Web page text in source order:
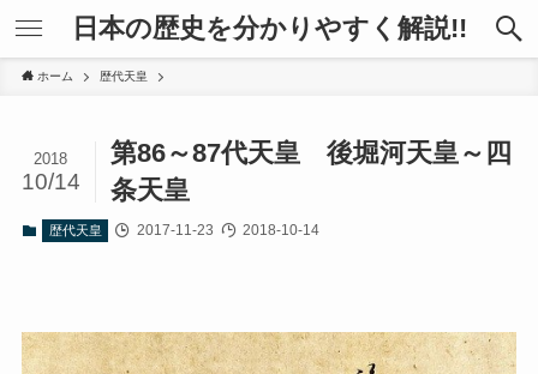
日本の歴史を分かりやすく解説!!
ホーム 歴代天皇
第86～87代天皇 後堀河天皇～四
条天皇
2018
10/14
歴代天皇 2017-11-23 2018-10-14